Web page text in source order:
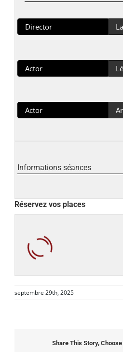
Director
Actor
Actor
Informations séances
Réservez vos places
septembre 29th, 2025
Share This Story,